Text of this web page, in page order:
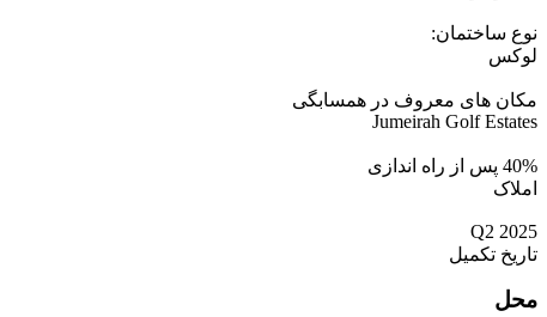
نوع ساختمان:
لوکس
مکان های معروف در همسابگی
Jumeirah Golf Estates
40% پس از راه اندازی
املاک
Q2 2025
تاریخ تکمیل
محل